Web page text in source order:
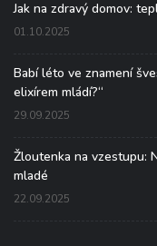
Jak na zdravý domov:
01.10.2025
Babí léto ve znamení
elixírem mládí?“
29.09.2025
Žloutenka na vzestupu:
mladé
22.09.2025